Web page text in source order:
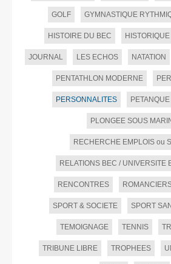
GOLF GYMNASTIQUE
HISTOIRE DU BEC HISTORIQUE
JOURNAL LES ECHOS NATATION
PENTATHLON MODERNE
PERSONNALITES PETANQUE
PLONGEE SOUS
RECHERCHE EMPLOIS ou
RELATIONS BEC / UNIVERSITE
RENCONTRES
SPORT & SOCIETE SPORT
TEMOIGNAGE TENNIS
TRIBUNE LIBRE TROPHEES